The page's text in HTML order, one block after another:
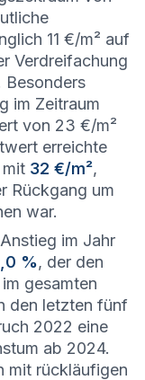
11 €/m² auf
Verdreifachung
Besonders
im Zeitraum
von 23 €/m²
erreichte
32 €/m²,
Rückgang um
war.
im Jahr
%, der den
gesamten
den letzten fünf
2022 eine
ab 2024.
mit rückläufigen